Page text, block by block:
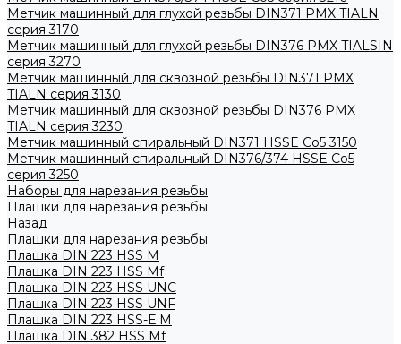
Метчик машинный для глухой резьбы DIN371 PMX TIALN
серия 3170
Метчик машинный для глухой резьбы DIN376 PMX TIALSIN
серия 3270
Метчик машинный для сквозной резьбы DIN371 PMX
TIALN серия 3130
Метчик машинный для сквозной резьбы DIN376 PMX
TIALN серия 3230
Метчик машинный спиральный DIN371 HSSE Co5 3150
Метчик машинный спиральный DIN376/374 HSSE Co5
серия 3250
Наборы для нарезания резьбы
Плашки для нарезания резьбы
Назад
Плашки для нарезания резьбы
Плашка DIN 223 HSS M
Плашка DIN 223 HSS Mf
Плашка DIN 223 HSS UNC
Плашка DIN 223 HSS UNF
Плашка DIN 223 HSS-Е M
Плашка DIN 382 HSS Mf